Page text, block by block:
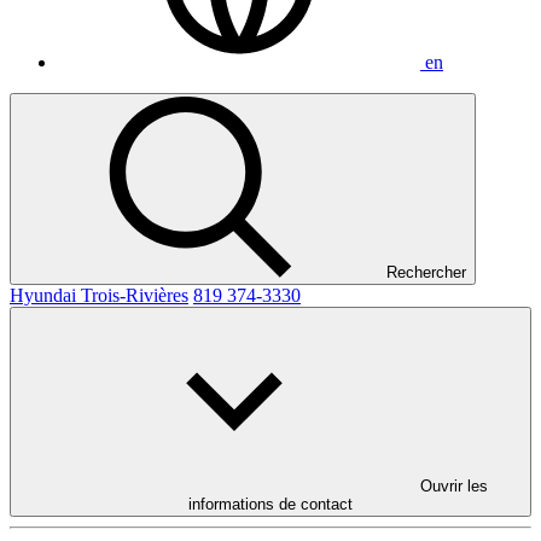
en
Rechercher
Hyundai Trois-Rivières 819 374-3330
Ouvrir les
informations de contact